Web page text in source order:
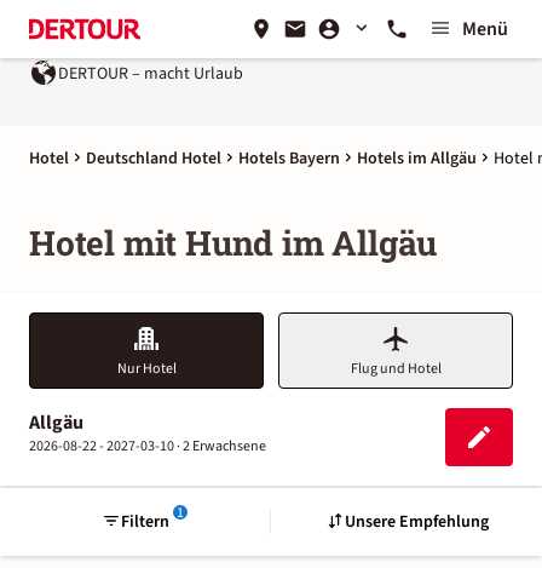
Menü
DERTOUR – macht Urlaub
Hotel Deutschland Hotel Hotels Bayern Hotels im Allgäu Hotel
Hotel mit Hund im Allgäu
Nur Hotel Flug und Hotel
Allgäu
2026-08-22 - 2027-03-10 ·2 Erwachsene
1
Filtern Unsere Empfehlung